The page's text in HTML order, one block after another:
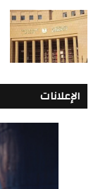
الإعلانات